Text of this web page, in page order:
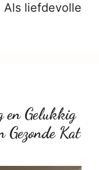
Als liefdevolle
en Gelukkig
Gezonde Kat